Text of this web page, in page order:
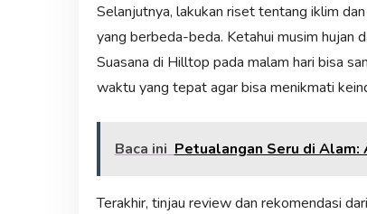
Selanjutnya, lakukan riset tentang iklim
yang berbeda-beda. Ketahui musim hujan
Suasana di Hilltop pada malam hari bisa
waktu yang tepat agar bisa menikmati
Baca ini Petualangan Seru di Alam:
Terakhir, tinjau review dan rekomendasi